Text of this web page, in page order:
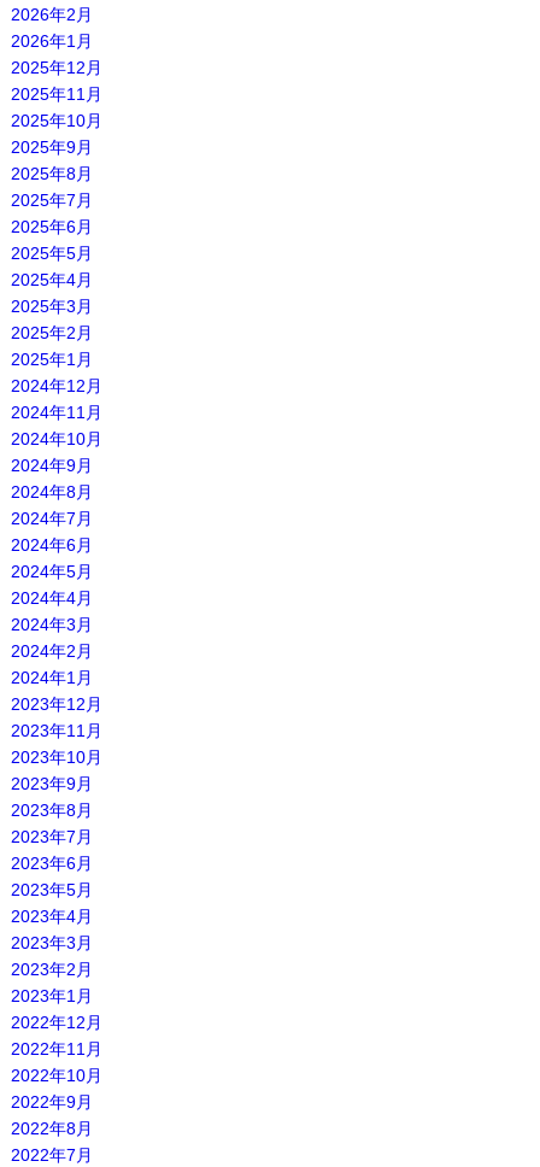
2026年2月
2026年1月
2025年12月
2025年11月
2025年10月
2025年9月
2025年8月
2025年7月
2025年6月
2025年5月
2025年4月
2025年3月
2025年2月
2025年1月
2024年12月
2024年11月
2024年10月
2024年9月
2024年8月
2024年7月
2024年6月
2024年5月
2024年4月
2024年3月
2024年2月
2024年1月
2023年12月
2023年11月
2023年10月
2023年9月
2023年8月
2023年7月
2023年6月
2023年5月
2023年4月
2023年3月
2023年2月
2023年1月
2022年12月
2022年11月
2022年10月
2022年9月
2022年8月
2022年7月